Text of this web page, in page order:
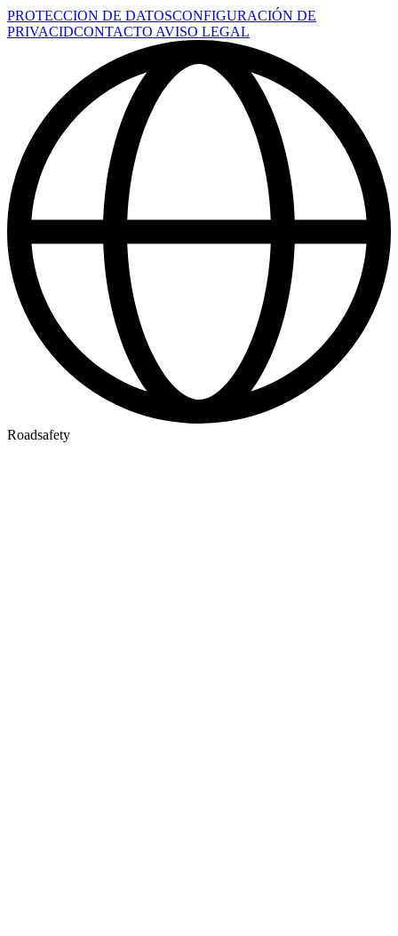
PROTECCION DE DATOSCONFIGURACIÓN DE
PRIVACIDCONTACTO AVISO LEGAL
Roadsafety